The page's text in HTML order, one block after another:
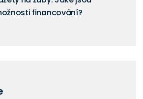
financování?